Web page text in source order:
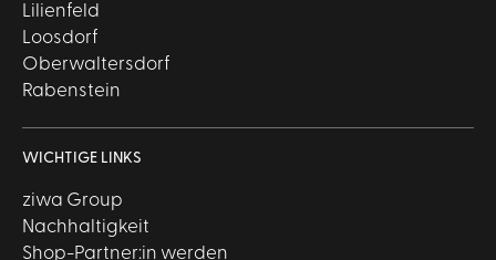
Lilienfeld
Loosdorf
Oberwaltersdorf
Rabenstein
WICHTIGE LINKS
ziwa Group
Nachhaltigkeit
Shop-Partner:in werden